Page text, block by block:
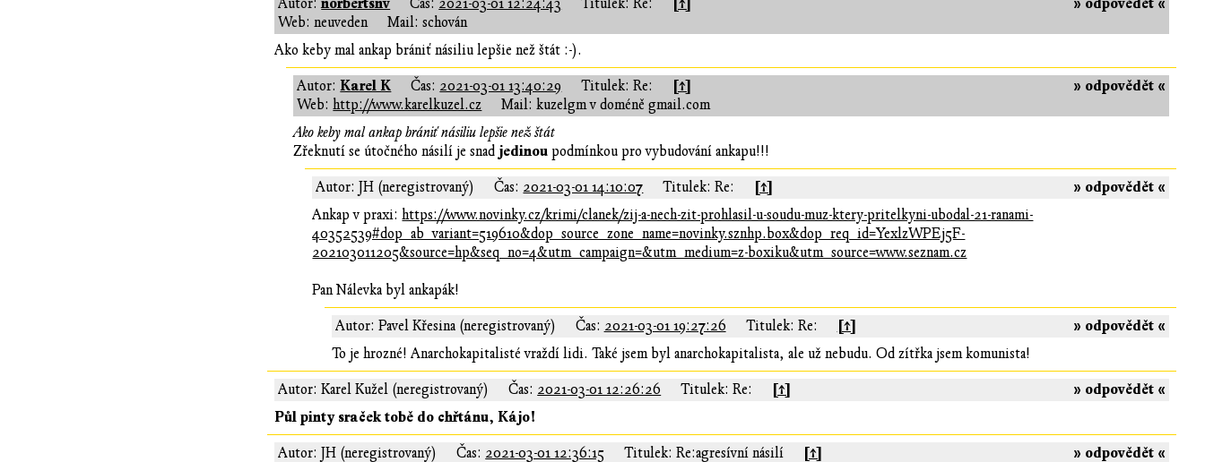
» odpovědět «
Autor:norbertsnv Čas: 2021-03-01 12:24:43 Titulek: Re: [↑]
Web: neuveden
Mail: schován
Ako keby mal ankap brániť násiliu lepšie než štát :-).
» odpovědět «
Autor:Karel K Čas: 2021-03-01 13:40:29 Titulek: Re: [↑]
Web:http://www.karelkuzel.cz
Mail: kuzelgm v doméně gmail.com
Ako keby mal ankap brániť násiliu lepšie než štát
Zřeknutí se útočného násilí je snad jedinou podmínkou pro vybudování ankapu!!!
» odpovědět «
Autor: JH (neregistrovaný) Čas: 2021-03-01 14:10:07 Titulek: Re: [↑]
Ankap v praxi:https://www.novinky.cz/krimi/clanek/zij-a-nech-zit-prohlasil-u-soudu-muz-ktery-pritelkyni-ubodal-21-ranami-
40352539#dop_ab_variant=519610&dop_source_zone_name=novinky.sznhp.box&dop_req_id=YexlzWPEj5F-
202103011205&source=hp&seq_no=4&utm_campaign=&utm_medium=z-boxiku&utm_source=www.seznam.cz
Pan Nálevka byl ankapák!
» odpovědět «
Autor: Pavel Křesina (neregistrovaný) Čas: 2021-03-01 19:27:26 Titulek: Re: [↑]
To je hrozné! Anarchokapitalisté vraždí lidi. Také jsem byl anarchokapitalista, ale už nebudu. Od zítřka jsem komunista!
» odpovědět «
Autor: Karel Kužel (neregistrovaný) Čas: 2021-03-01 12:26:26 Titulek: Re:
[↑]
Půl pinty sraček tobě do chřtánu, Kájo!
» odpovědět «
Autor: JH (neregistrovaný) Čas: 2021-03-01 12:36:15 Titulek: Re:agresívní násilí [↑]